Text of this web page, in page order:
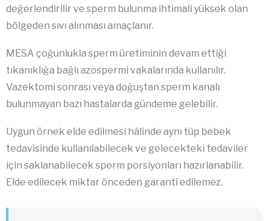
değerlendirilir ve sperm bulunma ihtimali yüksek olan
bölgeden sıvı alınması amaçlanır.
MESA çoğunlukla sperm üretiminin devam ettiği
tıkanıklığa bağlı azospermi vakalarında kullanılır.
Vazektomi sonrası veya doğuştan sperm kanalı
bulunmayan bazı hastalarda gündeme gelebilir.
Uygun örnek elde edilmesi hâlinde aynı tüp bebek
tedavisinde kullanılabilecek ve gelecekteki tedaviler
için saklanabilecek sperm porsiyonları hazırlanabilir.
Elde edilecek miktar önceden garanti edilemez.